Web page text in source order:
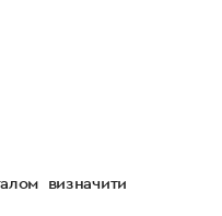
визначити